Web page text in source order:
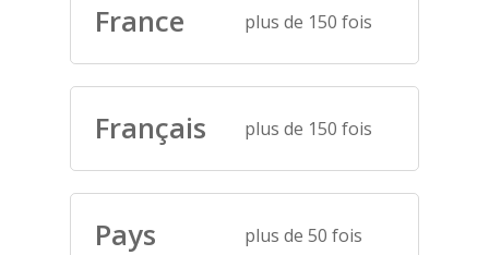
France plus de 150 fois
Français plus de 150 fois
Pays plus de 50 fois